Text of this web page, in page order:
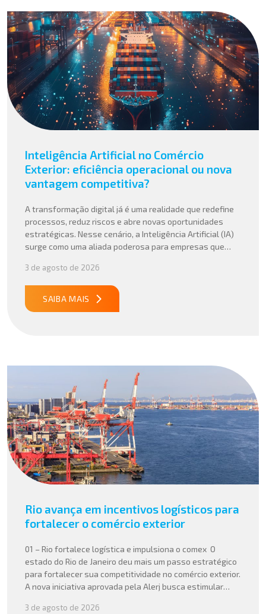
Inteligência Artificial no Comércio
Exterior: eficiência operacional ou nova
vantagem competitiva?
A transformação digital já é uma realidade que redefine
processos, reduz riscos e abre novas oportunidades
estratégicas. Nesse cenário, a Inteligência Artificial (IA)
surge como uma aliada poderosa para empresas que
suas operações internacionais. Mais do que automatizar
tarefas, a IA vem sendo aplicada para interpretar dados
complexos, […]
3 de agosto de 2026
SAIBA MAIS
Rio avança em incentivos logísticos para
fortalecer o comércio exterior
01 – Rio fortalece logística e impulsiona o comex O
estado do Rio de Janeiro deu mais um passo estratégico
para fortalecer sua competitividade no comércio exterior.
A nova iniciativa aprovada pela Alerj busca estimular
para empresas que atuam com importação e exportação,
3 de agosto de 2026